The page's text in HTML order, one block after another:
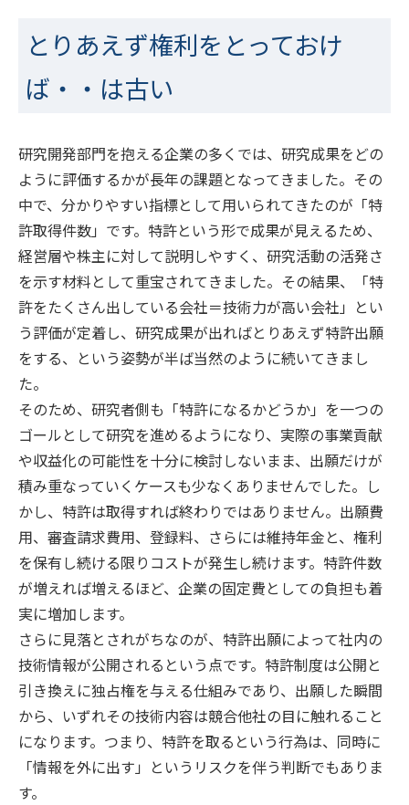
とりあえず権利をとっておけ
ば・・は古い
研究開発部門を抱える企業の多くでは、研究成果をどの
ように評価するかが長年の課題となってきました。その
中で、分かりやすい指標として用いられてきたのが「特
許取得件数」です。特許という形で成果が見えるため、
経営層や株主に対して説明しやすく、研究活動の活発さ
を示す材料として重宝されてきました。その結果、「特
許をたくさん出している会社＝技術力が高い会社」とい
う評価が定着し、研究成果が出ればとりあえず特許出願
をする、という姿勢が半ば当然のように続いてきまし
た。
そのため、研究者側も「特許になるかどうか」を一つの
ゴールとして研究を進めるようになり、実際の事業貢献
や収益化の可能性を十分に検討しないまま、出願だけが
積み重なっていくケースも少なくありませんでした。し
かし、特許は取得すれば終わりではありません。出願費
用、審査請求費用、登録料、さらには維持年金と、権利
を保有し続ける限りコストが発生し続けます。特許件数
が増えれば増えるほど、企業の固定費としての負担も着
実に増加します。
さらに見落とされがちなのが、特許出願によって社内の
技術情報が公開されるという点です。特許制度は公開と
引き換えに独占権を与える仕組みであり、出願した瞬間
から、いずれその技術内容は競合他社の目に触れること
になります。つまり、特許を取るという行為は、同時に
「情報を外に出す」というリスクを伴う判断でもありま
す。